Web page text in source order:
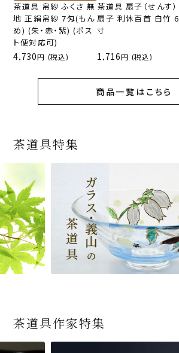
茶道具 帛紗 ふくさ 無
地 正絹帛紗 7匁(もん
め) (朱・赤・紫) (ポス
ト便対応可)
4,730 (税込)
茶道具 扇子（せんす）
扇子 利休百首 白竹 6
寸
1,716 (税込)
商品一覧はこちら
茶道具特集
茶道具作家特集